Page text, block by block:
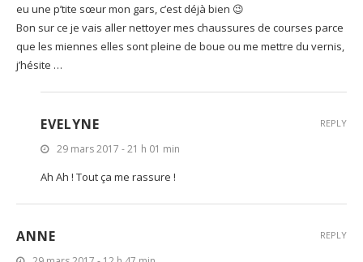
eu une p’tite sœur mon gars, c’est déjà bien 😉
Bon sur ce je vais aller nettoyer mes chaussures de courses parce
que les miennes elles sont pleine de boue ou me mettre du vernis,
j’hésite …
EVELYNE
29 mars 2017 - 21 h 01 min
Ah Ah ! Tout ça me rassure !
REPLY
ANNE REPLY